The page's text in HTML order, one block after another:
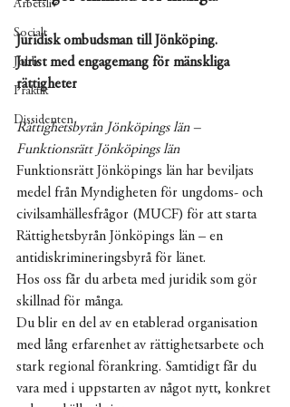
Arbetsliv
Socialt
Jobb
Praktik
Dissidenten
Juridisk ombudsman till Jönköping.
Jurist med engagemang för mänskliga
rättigheter
Rättighetsbyrån Jönköpings län –
Funktionsrätt Jönköpings län
Funktionsrätt Jönköpings län har beviljats
medel från Myndigheten för ungdoms- och
civilsamhällesfrågor (MUCF) för att starta
Rättighetsbyrån Jönköpings län – en
antidiskrimineringsbyrå för länet.
Hos oss får du arbeta med juridik som gör
skillnad för många.
Du blir en del av en etablerad organisation
med lång erfarenhet av rättighetsarbete och
stark regional förankring. Samtidigt får du
vara med i uppstarten av något nytt, konkret